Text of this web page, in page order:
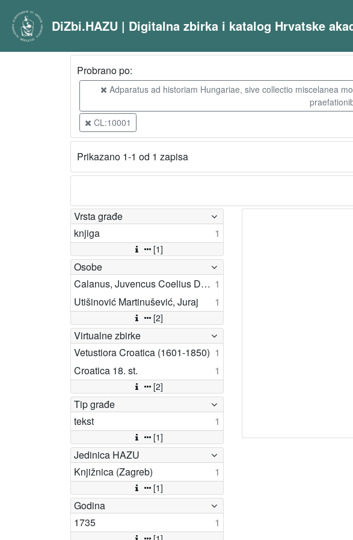
DiZbi.HAZU | Digitalna zbirka i katalog Hrvatske
Probrano po:
Adparatus ad historiam Hungariae, sive collectio miscelanea
CL:10001
Prikazano 1-1 od 1 zapisa
Vrsta građe
knjiga
1
[1]
Osobe
Calanus, Juvencus Coelius Dalmata 1
Utišinović Martinušević, Juraj
1
[2]
Virtualne zbirke
Vetustiora Croatica (1601-1850) 1
Croatica 18. st.
1
[2]
Tip građe
tekst
1
[1]
Jedinica HAZU
Knjižnica (Zagreb)
1
[1]
Godina
1735
1